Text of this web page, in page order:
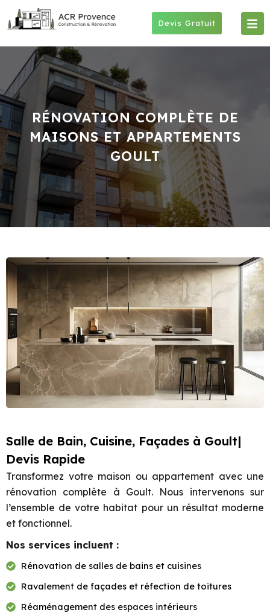
Devis Gratuit
RÉNOVATION COMPLÈTE DE
MAISONS ET APPARTEMENTS
GOULT
Salle de Bain, Cuisine, Façades à Goult|
Devis Rapide
Transformez votre maison ou appartement avec une
rénovation complète à Goult. Nous intervenons sur
l’ensemble de votre habitat pour un résultat moderne
et fonctionnel.
Nos services incluent :
Rénovation de salles de bains et cuisines
Ravalement de façades et réfection de toitures
Réaménagement des espaces intérieurs